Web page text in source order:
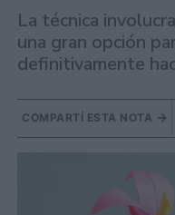
La técnica
una gran opción
definitivamente
COMPARTÍ ESTA NOTA